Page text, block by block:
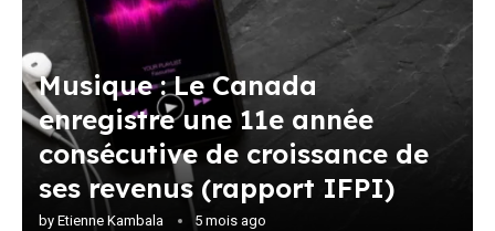
Musique : Le Canada
enregistre une 11e année
consécutive de croissance de
ses revenus (rapport IFPI)
by Etienne Kambala 5 mois ago